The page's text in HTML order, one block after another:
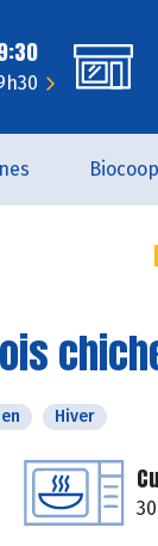
Biocoop
Hiver